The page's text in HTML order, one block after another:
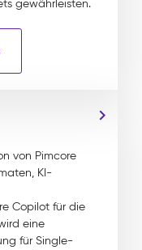
gewährleisten.
von Pimcore
KI-
Copilot für die
eine
für Single-